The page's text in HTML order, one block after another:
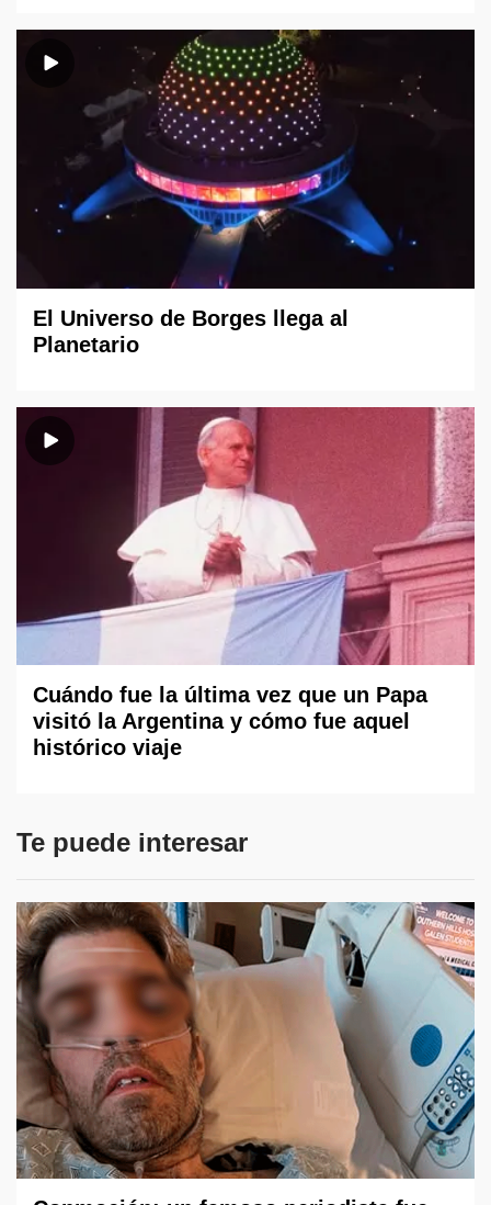
El Universo de Borges llega al
Planetario
Cuándo fue la última vez que un Papa
visitó la Argentina y cómo fue aquel
histórico viaje
Te puede interesar